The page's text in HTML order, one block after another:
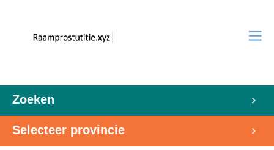
Zoeken
Selecteer provincie